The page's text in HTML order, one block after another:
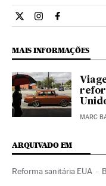
Internacional El País
Internacional El
MAIS INFORMAÇÕES
MARC
ARQUIVADO EM
Reforma sanitária EUA